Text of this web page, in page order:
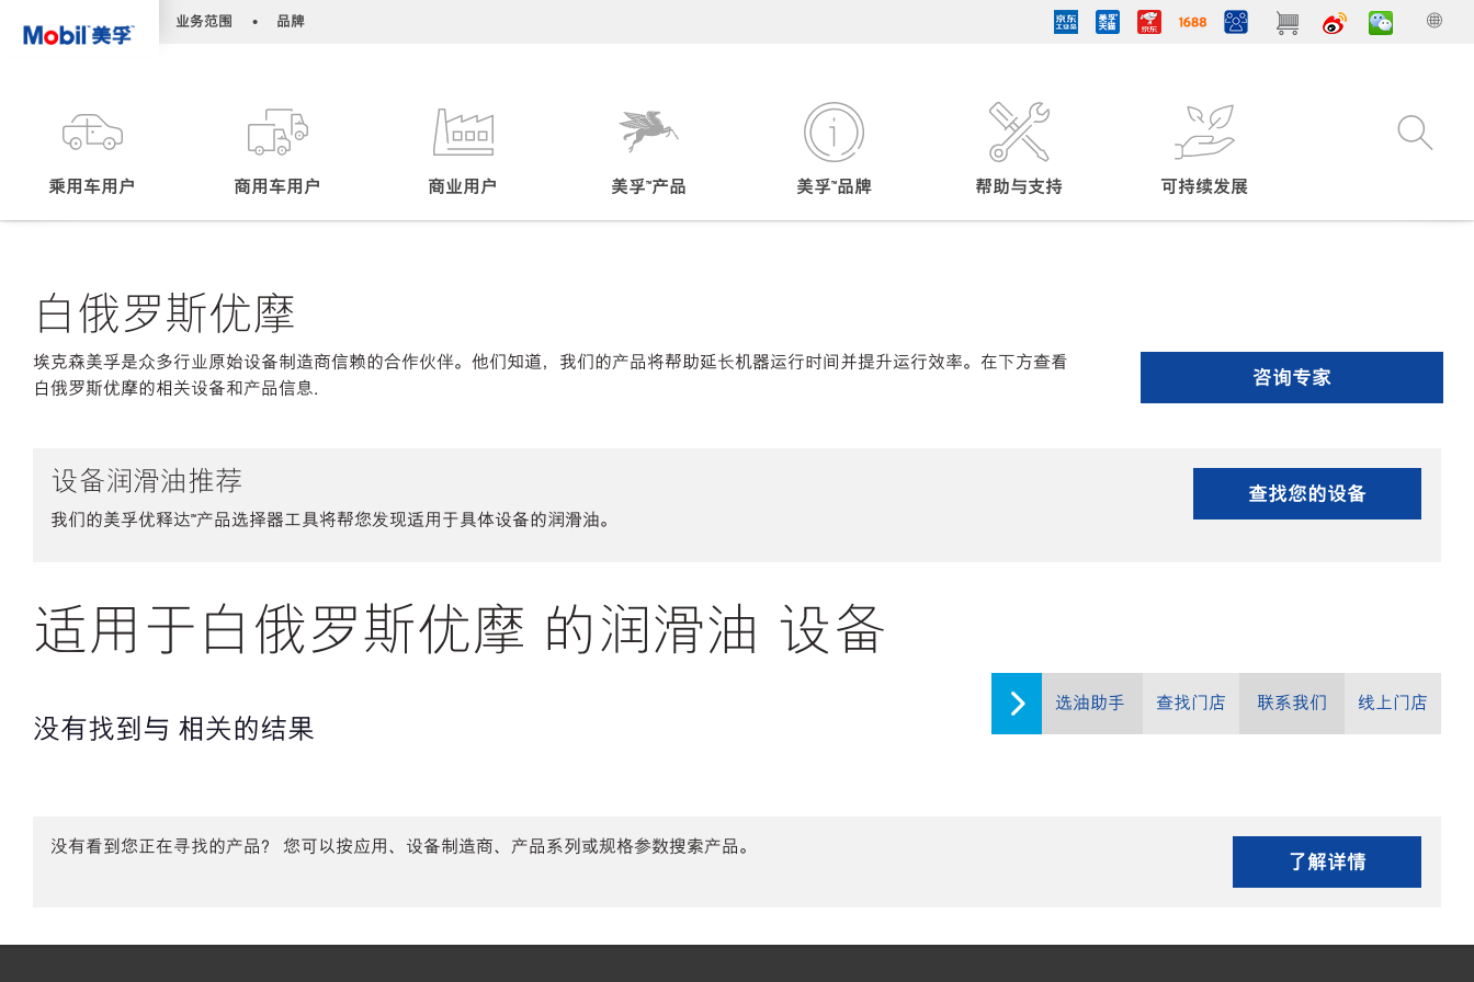
业务范围 • 品牌
乘用车用户 商用车用户 商业用户 美孚™产品 美孚™品牌 帮助与支持 可持续发展
选油助手 查找门店 联系我们 线上门店
白俄罗斯优摩
埃克森美孚是众多行业原始设备制造商信赖的合作伙伴。他们知道，我们的产品将帮助延长机器运行时间并提升运行效率。在下方查看
白俄罗斯优摩的相关设备和产品信息.
咨询专家
设备润滑油推荐
我们的美孚优释达℠产品选择器工具将帮您发现适用于具体设备的润滑油。
查找您的设备
适用于白俄罗斯优摩 的润滑油 设备
没有找到与 相关的结果
没有看到您正在寻找的产品？ 您可以按应用、设备制造商、产品系列或规格参数搜索产品。
了解详情